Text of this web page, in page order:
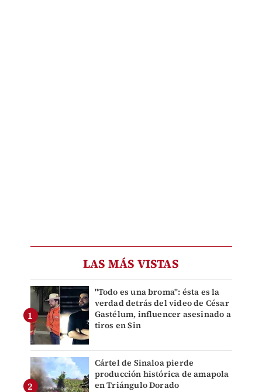
LAS MÁS VISTAS
"Todo es una broma": ésta es la
verdad detrás del video de César
Gastélum, influencer asesinado a
tiros en Sin
Cártel de Sinaloa pierde
producción histórica de amapola
en Triángulo Dorado